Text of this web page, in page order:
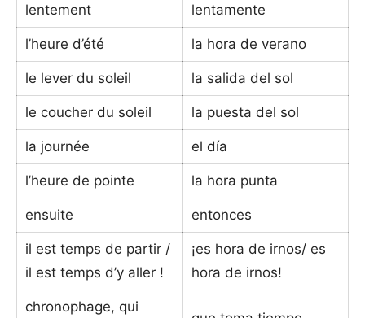
lentement lentamente
l’heure d’été la hora de verano
le lever du soleil la salida del sol
le coucher du soleil la puesta del sol
la journée el día
l’heure de pointe la hora punta
ensuite entonces
il est temps de partir /
il est temps d’y aller !
¡es hora de irnos/ es
hora de irnos!
chronophage, qui